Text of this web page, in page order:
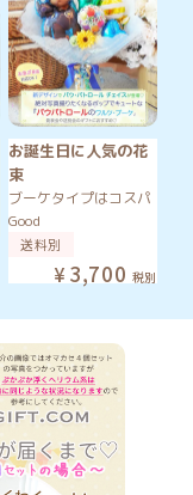
お誕生日に人気の花
束
ブーケタイプはコスパ
Good
送料別
3,700 税別